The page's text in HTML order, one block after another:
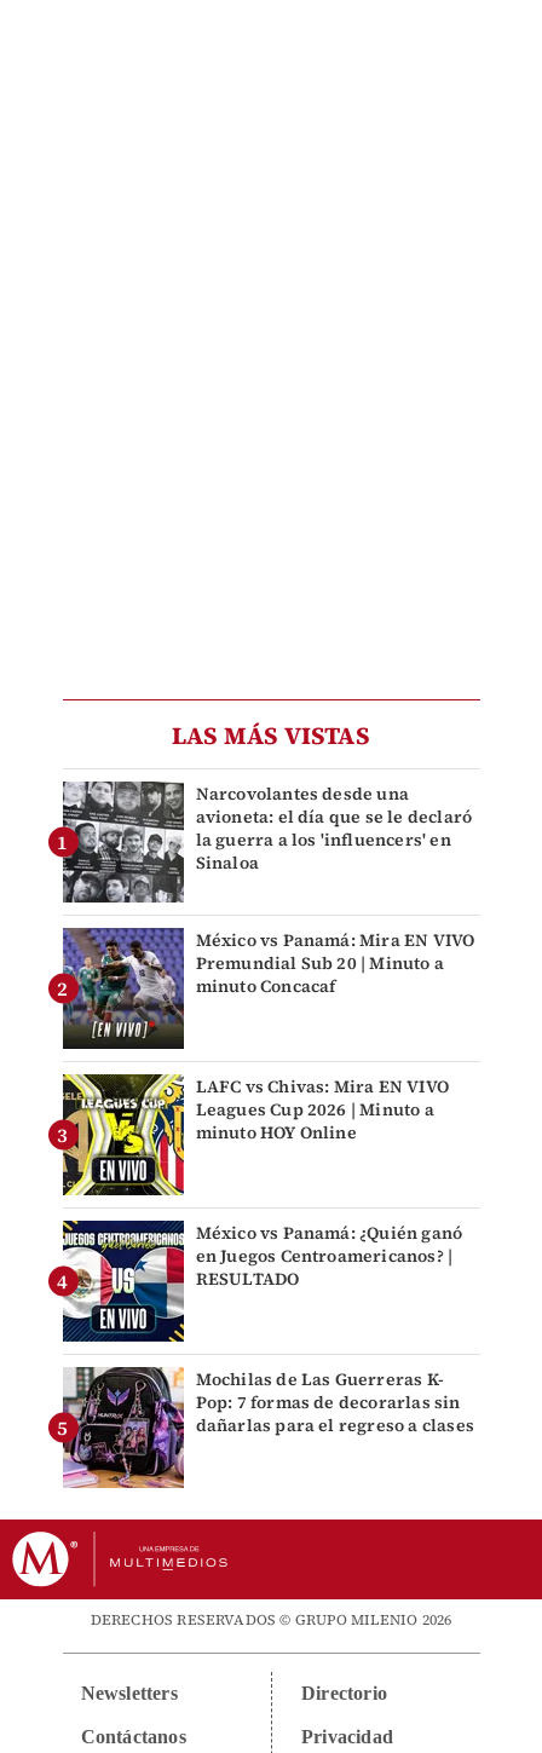
LAS MÁS VISTAS
Narcovolantes desde una
avioneta: el día que se le declaró
la guerra a los 'influencers' en
Sinaloa
México vs Panamá: Mira EN VIVO
Premundial Sub 20 | Minuto a
minuto Concacaf
LAFC vs Chivas: Mira EN VIVO
Leagues Cup 2026 | Minuto a
minuto HOY Online
México vs Panamá: ¿Quién ganó
en Juegos Centroamericanos? |
RESULTADO
Mochilas de Las Guerreras K-
Pop: 7 formas de decorarlas sin
dañarlas para el regreso a clases
DERECHOS RESERVADOS © GRUPO MILENIO 2026
Newsletters
Contáctanos
Directorio
Privacidad